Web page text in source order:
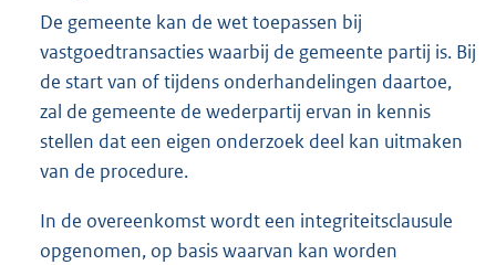
De gemeente kan de wet toepassen bij
vastgoedtransacties waarbij de gemeente partij is. Bij
de start van of tijdens onderhandelingen daartoe,
zal de gemeente de wederpartij ervan in kennis
stellen dat een eigen onderzoek deel kan uitmaken
van de procedure.
In de overeenkomst wordt een integriteitsclausule
opgenomen, op basis waarvan kan worden